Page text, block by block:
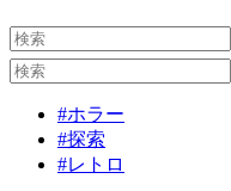
#ホラー
#探索
#レトロ